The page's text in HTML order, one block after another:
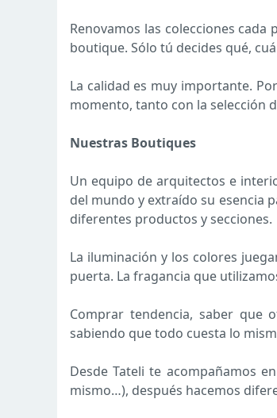
Renovamos las colecciones
boutique. Sólo tú decides qué,
La calidad es muy importante.
momento, tanto con la selección
Nuestras Boutiques
Un equipo de arquitectos e
del mundo y extraído su esencia
diferentes productos y secciones.
La iluminación y los colores
puerta. La fragancia que
Comprar tendencia, saber que
sabiendo que todo cuesta lo
Desde Tateli te acompañamos
mismo…), después hacemos